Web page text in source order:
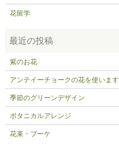
花留学
紫のお花
アンテイーチョークの花を使います
季節のグリーンデザイン
ボタニカルアレンジ
花束・ブーケ